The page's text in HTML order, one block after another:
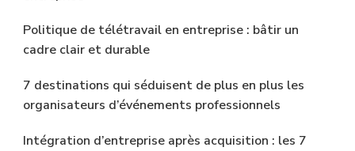
Politique de télétravail en entreprise : bâtir un
cadre clair et durable
7 destinations qui séduisent de plus en plus les
organisateurs d’événements professionnels
Intégration d’entreprise après acquisition : les 7